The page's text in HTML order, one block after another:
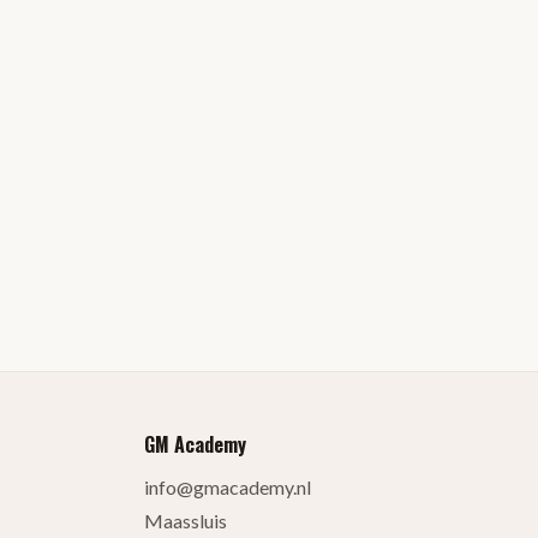
GM Academy
info@gmacademy.nl
Maassluis